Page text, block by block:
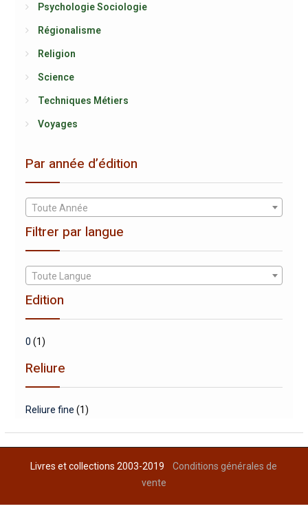
Psychologie Sociologie
Régionalisme
Religion
Science
Techniques Métiers
Voyages
Par année d’édition
Toute Année
Filtrer par langue
Toute Langue
Edition
0 (1)
Reliure
Reliure fine (1)
Livres et collections 2003-2019Conditions générales de
vente